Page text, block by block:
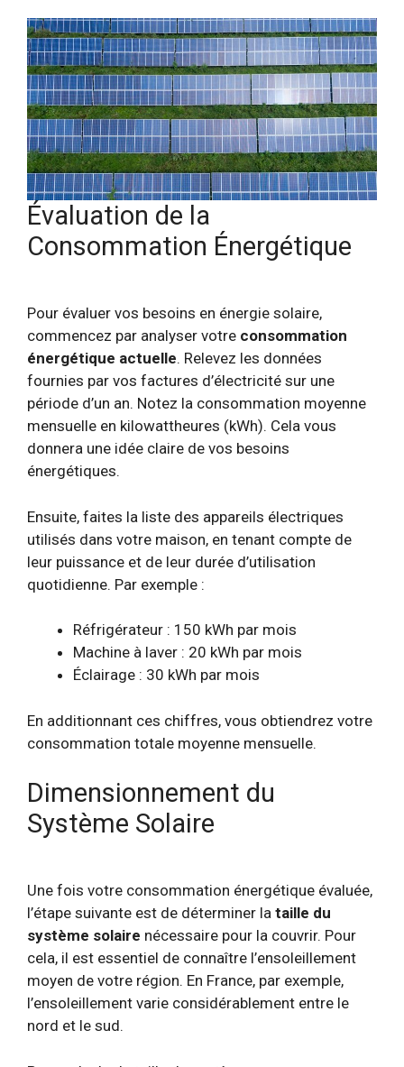
Évaluation de la
Consommation Énergétique
Pour évaluer vos besoins en énergie solaire,
commencez par analyser votre consommation
énergétique actuelle. Relevez les données
fournies par vos factures d’électricité sur une
période d’un an. Notez la consommation moyenne
mensuelle en kilowattheures (kWh). Cela vous
donnera une idée claire de vos besoins
énergétiques.
Ensuite, faites la liste des appareils électriques
utilisés dans votre maison, en tenant compte de
leur puissance et de leur durée d’utilisation
quotidienne. Par exemple :
Réfrigérateur : 150 kWh par mois
Machine à laver : 20 kWh par mois
Éclairage : 30 kWh par mois
En additionnant ces chiffres, vous obtiendrez votre
consommation totale moyenne mensuelle.
Dimensionnement du
Système Solaire
Une fois votre consommation énergétique évaluée,
l’étape suivante est de déterminer la taille du
système solaire nécessaire pour la couvrir. Pour
cela, il est essentiel de connaître l’ensoleillement
moyen de votre région. En France, par exemple,
l’ensoleillement varie considérablement entre le
nord et le sud.